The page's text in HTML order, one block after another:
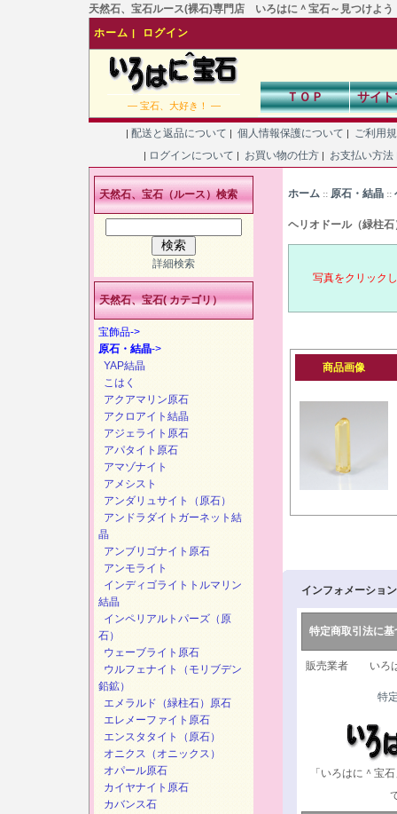
天然石、宝石ルース(裸石)専門店 いろはに＾宝石～見つけよ
ホーム | ログイン
― 宝石、大好き！ ―
ＴＯＰ サイ
| 配送と返品について | 個人情報保護について | ご利用
| ログインについて | お買い物の仕方 | お支払い方法
ホーム :: 原石・結晶 ::
ヘリオドール（緑柱石
写真をクリック
商品画像
インフォメーション
特定商取引法に基
販売業者 いろ
特
「いろはに＾宝
天然石、宝石（ルース）検索
詳細検索
天然石、宝石( カテゴリ）
宝飾品->
原石・結晶->
YAP結晶
こはく
アクアマリン原石
アクロアイト結晶
アジェライト原石
アパタイト原石
アマゾナイト
アメシスト
アンダリュサイト（原石）
アンドラダイトガーネット結
晶
アンブリゴナイト原石
アンモライト
インディゴライトトルマリン
結晶
インペリアルトパーズ（原
石）
ウェーブライト原石
ウルフェナイト（モリブデン
鉛鉱）
エメラルド（緑柱石）原石
エレメーファイト原石
エンスタタイト（原石）
オニクス（オニックス）
オパール原石
カイヤナイト原石
カバンス石